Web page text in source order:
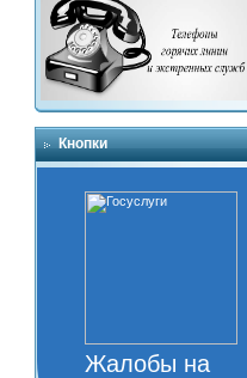
Кнопки
Жалобы на